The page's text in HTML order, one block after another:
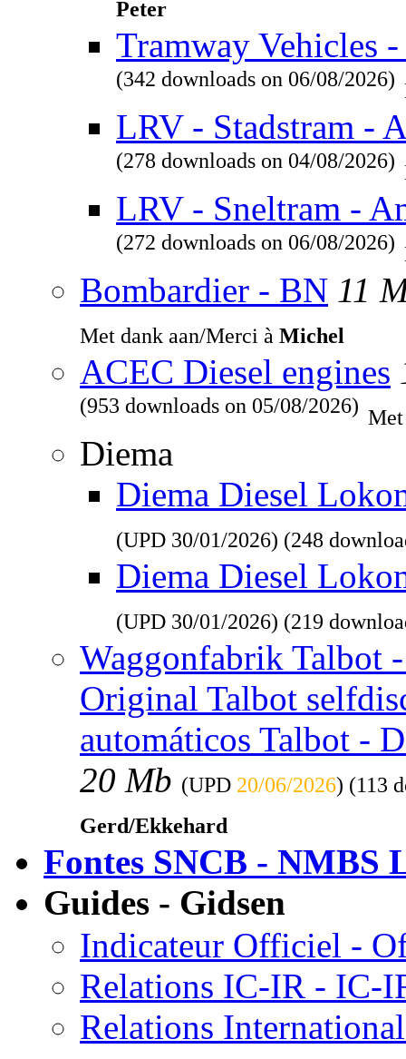
Peter
Tramway Vehicles
(342 downloads on 06/08/2026)
LRV - Stadstram -
(278 downloads on 04/08/2026)
LRV - Sneltram -
(272 downloads on 06/08/2026)
Bombardier - BN 11
Met dank aan/Merci à Michel
ACEC Diesel engines
(953 downloads on 05/08/2026)
Diema
Diema Diesel
(UPD 30/01/2026) (248
Diema Diesel
(UPD 30/01/2026) (219
Waggonfabrik Talbot
Original Talbot
automáticos Talbot -
20 Mb (UPD 20/06/2026) (113
Gerd/Ekkehard
Fontes SNCB - NMBS
Guides - Gidsen
Indicateur Officiel -
Relations IC-IR - IC-
Relations